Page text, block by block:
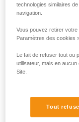
technologies similaires
navigation.
Vous pouvez retirer
Paramètres des cookies
Le fait de refuser tout
utilisateur, mais en
Site.
Tout